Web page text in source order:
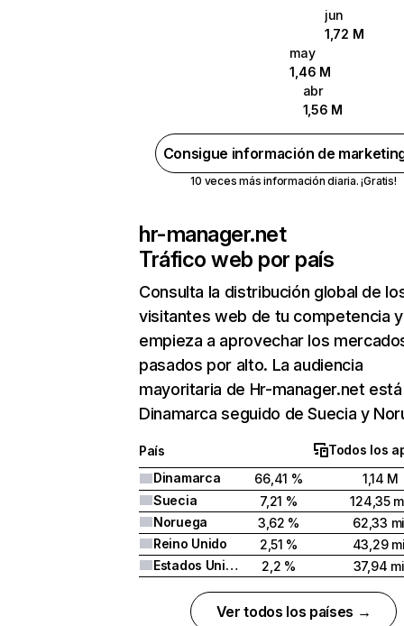
jun
1,72 M
may
1,46 M
abr
1,56 M
Consigue información de
10 veces más información diaria. ¡Gratis!
hr-manager.net
Tráfico web por país
Consulta la distribución global de
visitantes web de tu competencia y
empieza a aprovechar los
pasados por alto. La audiencia
mayoritaria de Hr-manager.net
Dinamarca seguido de Suecia y
País
Todos los
Dinamarca
66,41 %
1,14 M
Suecia
7,21 %
124,35
Noruega
3,62 %
62,33
Reino Unido
2,51 %
43,29
Estados Unidos
2,2 % 37,94
Ver todos los países →